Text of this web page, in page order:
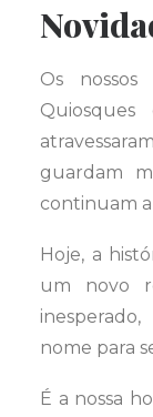
Os nossos
guardam
continuam a
Hoje, a
um novo
nome para
É a nossa